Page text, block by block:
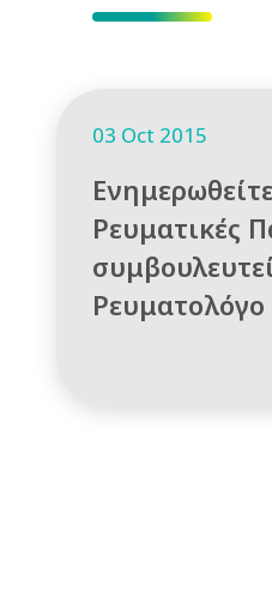
03 Oct 2015
Ρευματικές
Ρευματολόγο